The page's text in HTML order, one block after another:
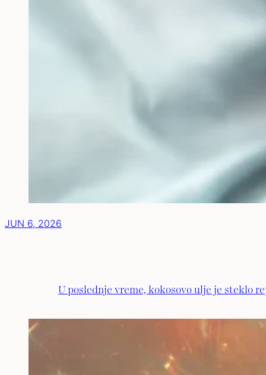
JUN 6, 2026
U poslednje vreme, kokosovo ulje je steklo